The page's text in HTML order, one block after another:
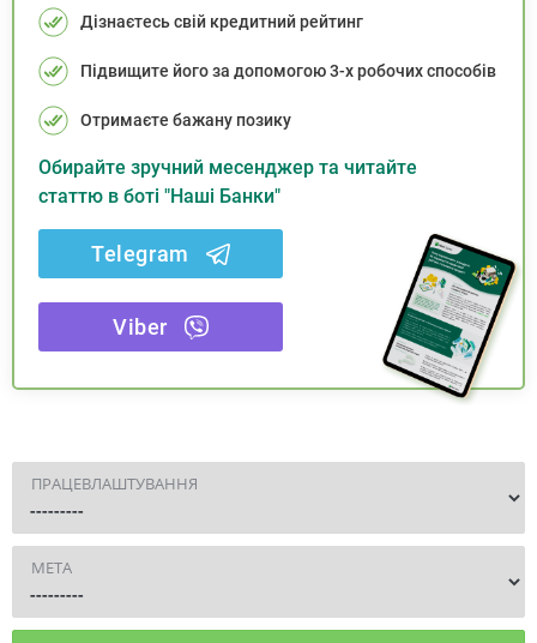
Дізнаєтесь свій кредитний рейтинг
Підвищите його за допомогою 3-х робочих способів
Отримаєте бажану позику
Обирайте зручний месенджер та читайте
статтю в боті "Наші Банки"
Telegram
Viber
ПРАЦЕВЛАШТУВАННЯ
МЕТА